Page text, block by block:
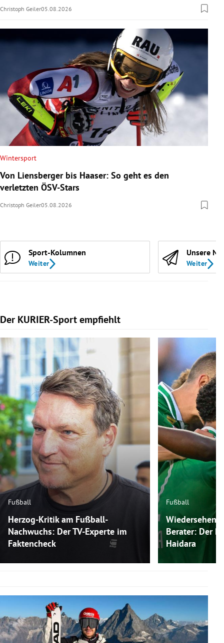
Christoph Geiler05.08.2026
Wintersport
Von Liensberger bis Haaser: So geht es den
verletzten ÖSV-Stars
Christoph Geiler05.08.2026
Sport-Kolumnen
Weiter
Unsere
Weiter
Der KURIER-Sport empfiehlt
Slide 1 von 5
Fußball
Herzog-Kritik am Fußball-
Nachwuchs: Der TV-Experte im
Faktencheck
Fußball
Wiedersehen
Berater: Der
Haidara